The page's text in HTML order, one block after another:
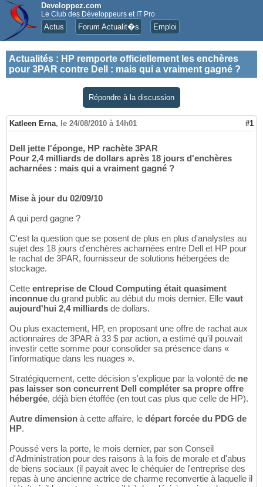
Developpez.com
Le Club des Développeurs et IT Pro
Actus Forum Actualit�s Emploi
Actualités : HP remporte officiellement les enchères
pour 3PAR contre Dell : mais qui a vraiment gagné ?
Répondre à la discussion
Katleen Erna, le 24/08/2010 à 14h01 #1
Dell jette l'éponge, HP rachète 3PAR
Pour 2,4 milliards de dollars après 18 jours d'enchères
acharnées : mais qui a vraiment gagné ?
Mise à jour du 02/09/10
A qui perd gagne ?
C'est la question que se posent de plus en plus d'analystes au
sujet des 18 jours d'enchères acharnées entre Dell et HP pour
le rachat de 3PAR, fournisseur de solutions hébergées de
stockage.
Cette entreprise de Cloud Computing était quasiment
inconnue du grand public au début du mois dernier. Elle vaut
aujourd'hui 2,4 milliards de dollars.
Ou plus exactement, HP, en proposant une offre de rachat aux
actionnaires de 3PAR à 33 $ par action, a estimé qu'il pouvait
investir cette somme pour consolider sa présence dans «
l'informatique dans les nuages ».
Stratégiquement, cette décision s'explique par la volonté de ne
pas laisser son concurrent Dell compléter sa propre offre
hébergée, déjà bien étoffée (en tout cas plus que celle de HP).
Autre dimension à cette affaire, le départ forcée du PDG de
HP.
Poussé vers la porte, le mois dernier, par son Conseil
d'Administration pour des raisons à la fois de morale et d'abus
de biens sociaux (il payait avec le chéquier de l'entreprise des
repas à une ancienne actrice de charme reconvertie à laquelle il